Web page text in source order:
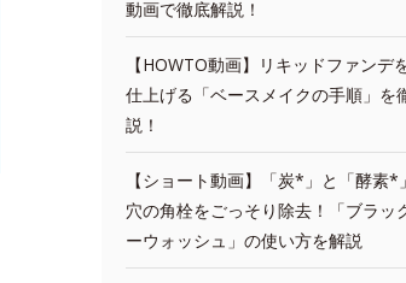
動画で徹底解説！
【HOWTO動画】リキッドファンデ
仕上げる「ベースメイクの手順」を
説！
【ショート動画】「炭*」と「酵素*
穴の角栓をごっそり除去！「ブラッ
ーウォッシュ」の使い方を解説